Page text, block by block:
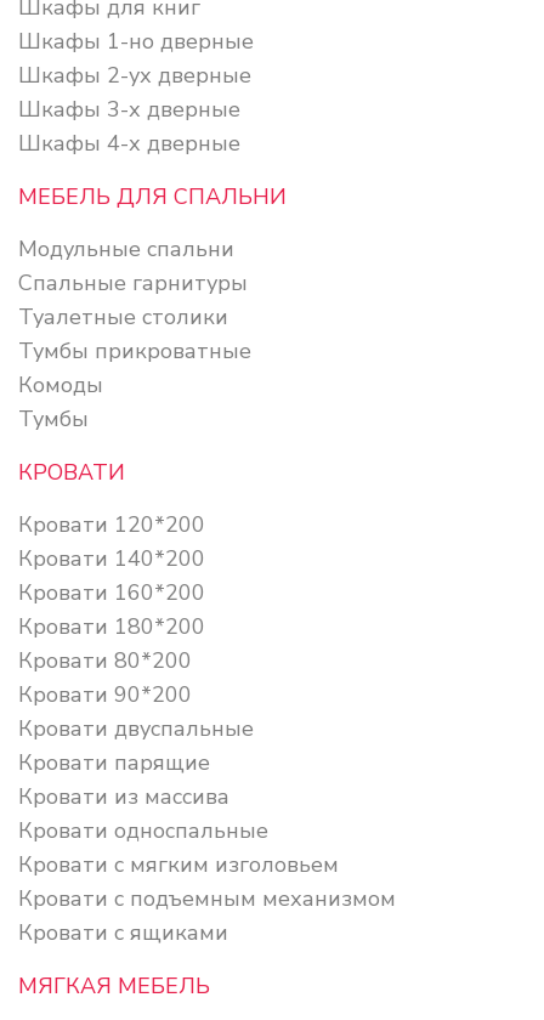
Шкафы для книг
Шкафы 1-но дверные
Шкафы 2-ух дверные
Шкафы 3-х дверные
Шкафы 4-х дверные
МЕБЕЛЬ ДЛЯ СПАЛЬНИ
Модульные спальни
Спальные гарнитуры
Туалетные столики
Тумбы прикроватные
Комоды
Тумбы
КРОВАТИ
Кровати 120*200
Кровати 140*200
Кровати 160*200
Кровати 180*200
Кровати 80*200
Кровати 90*200
Кровати двуспальные
Кровати парящие
Кровати из массива
Кровати односпальные
Кровати с мягким изголовьем
Кровати с подъемным механизмом
Кровати с ящиками
МЯГКАЯ МЕБЕЛЬ